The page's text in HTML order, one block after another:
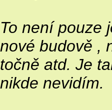
To není pouze
nové budově ,
točně atd. Je
nikde nevidím.